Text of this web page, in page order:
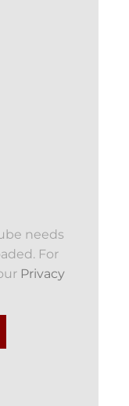
needs
For
Privacy